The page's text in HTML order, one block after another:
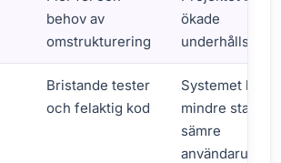
behov av
omstrukturering
ökade
Bristande tester
och felaktig kod
Systemet blir
mindre stabilt,
sämre